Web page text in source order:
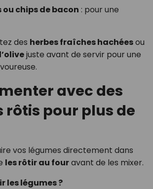
chips de bacon : pour une
des herbes fraîches hachéesou
juste avant de servir pour une
avec des
rôtis pour plus de
vos légumes directement dans
les rôtir au fouravant de les mixer.
les légumes ?